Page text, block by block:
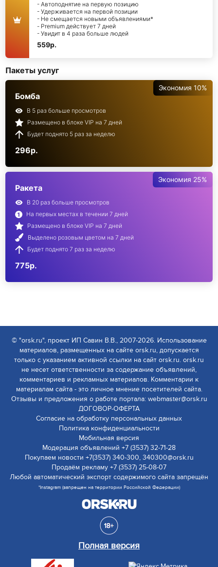
- Автоподнятие на первую позицию
- Удерживается на первой позиции
- Не смещается новыми объявлениями*
- Premium действует 7 дней
- Увидит в 4 раза больше людей
559р.
Пакеты услуг
Экономия 10%
Бомба
В 5 раз больше просмотров
Размещено в блоке VIP на 7 дней
Будет поднято 5 раз за неделю
296р.
Экономия 25%
Ракета
В 20 раз больше просмотров
На первых местах в течении 7 дней
Размещено в блоке VIP на 7 дней
Выделено розовым цветом на 7 дней
Будет поднято 7 раз за неделю
775р.
© "orsk.ru", проект ИП Савин В.В., 2007-2026. Использование
материалов, размещенных на сайте orsk.ru, допускается
только с указанием активной ссылки на сайт orsk.ru. orsk.ru
не несет ответственности за содержание объявлений,
комментариев и рекламных материалов. Комментарии к
материалам сайта - это личное мнение посетителей сайта.
Отзывы и предложения о работе портала: webmaster@orsk.ru
ДОГОВОР-ОФЕРТА
Согласие на обработку персональных данных
Политика конфиденциальности
Мобильная версия
Модерация объявлений +7 (3537) 32-71-28
Покупаем новости +7(3537) 340-300, 340300@orsk.ru
Продаём рекламу +7 (3537) 25-08-07
Любой автоматический экспорт содержимого сайта запрещён
*Instagram (запрещен на территории Российской Федерации)
Полная версия